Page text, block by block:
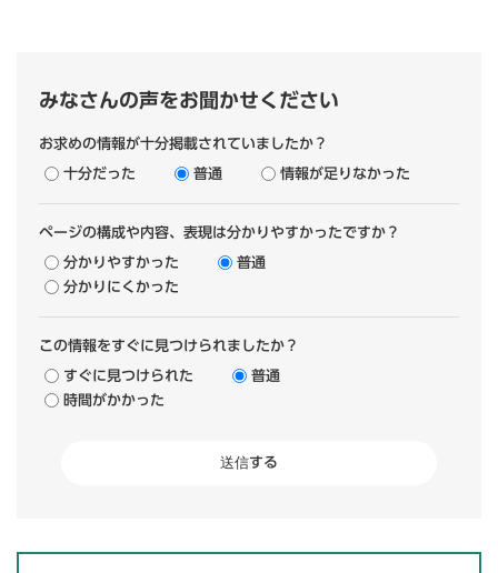
みなさんの声をお聞かせください
お求めの情報が十分掲載されていましたか？
十分だった 普通 情報が足りなかった
ページの構成や内容、表現は分かりやすかったですか？
分かりやすかった
普通
分かりにくかった
この情報をすぐに見つけられましたか？
すぐに見つけられた
普通
時間がかかった